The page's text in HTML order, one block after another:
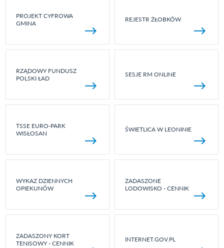
PROJEKT CYFROWA
GMINA
REJESTR ŻŁOBKÓW
RZĄDOWY FUNDUSZ
POLSKI ŁAD
SESJE RM ONLINE
TSSE EURO-PARK
WISŁOSAN
ŚWIETLICA W LEONINIE
WYKAZ DZIENNYCH
OPIEKUNÓW
ZADASZONE
LODOWISKO - CENNIK
ZADASZONY KORT
TENISOWY - CENNIK
INTERNET.GOV.PL